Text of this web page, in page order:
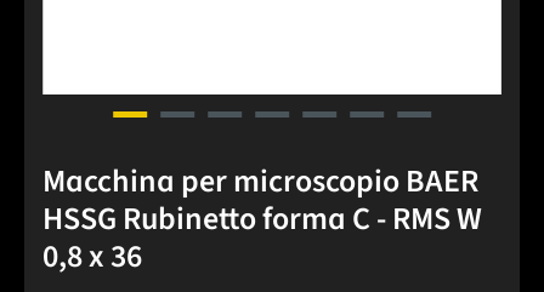
Macchina per microscopio BAER
HSSG Rubinetto forma C - RMS W
0,8 x 36